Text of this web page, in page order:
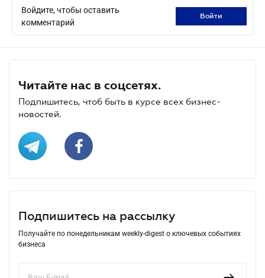
Войдите, чтобы оставить
комментарий
войти
Читайте нас в соцсетях.
Подпишитесь, чтоб быть в курсе всех бизнес-
новостей.
Подпишитесь на рассылку
Получайте по понедельникам weekly-digest о ключевых событиях
бизнеса